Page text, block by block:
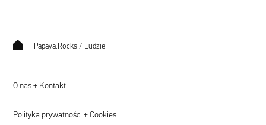
Papaya.Rocks / Ludzie
O nas + Kontakt
Polityka prywatności + Cookies